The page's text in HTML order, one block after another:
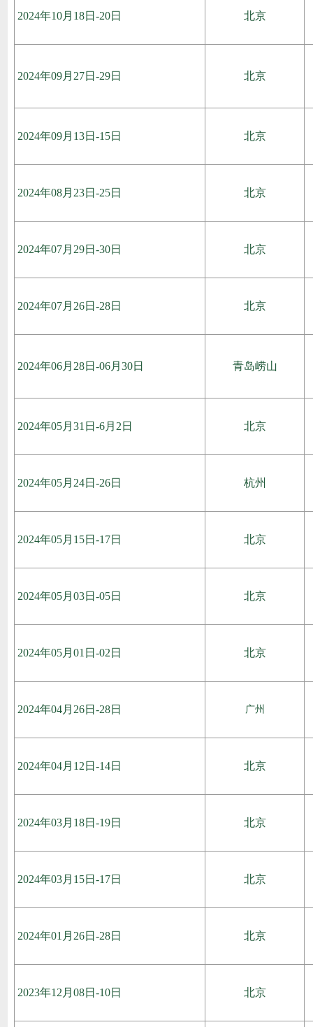
2024年10月18日-20日 北京
2024年09月27日-29日 北京
2024年09月13日-15日 北京
2024年08月23日-25日 北京
2024年07月29日-30日 北京
2024年07月26日-28日 北京
2024年06月28日-06月30日 青岛崂山
2024年05月31日-6月2日 北京
2024年05月24日-26日 杭州
2024年05月15日-17日 北京
2024年05月03日-05日 北京
2024年05月01日-02日 北京
2024年04月26日-28日 广州
2024年04月12日-14日 北京
2024年03月18日-19日 北京
2024年03月15日-17日 北京
2024年01月26日-28日 北京
2023年12月08日-10日 北京